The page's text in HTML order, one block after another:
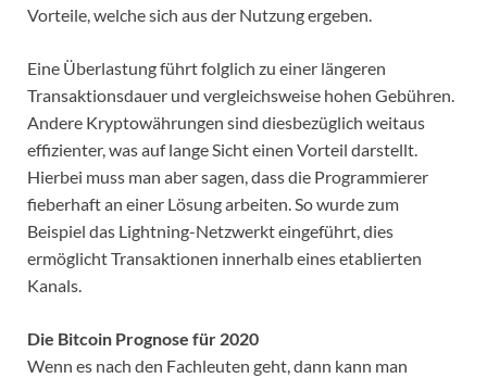
Vorteile, welche sich aus der Nutzung ergeben.
Eine Überlastung führt folglich zu einer längeren
Transaktionsdauer und vergleichsweise hohen Gebühren.
Andere Kryptowährungen sind diesbezüglich weitaus
effizienter, was auf lange Sicht einen Vorteil darstellt.
Hierbei muss man aber sagen, dass die Programmierer
fieberhaft an einer Lösung arbeiten. So wurde zum
Beispiel das Lightning-Netzwerkt eingeführt, dies
ermöglicht Transaktionen innerhalb eines etablierten
Kanals.
Die Bitcoin Prognose für 2020
Wenn es nach den Fachleuten geht, dann kann man